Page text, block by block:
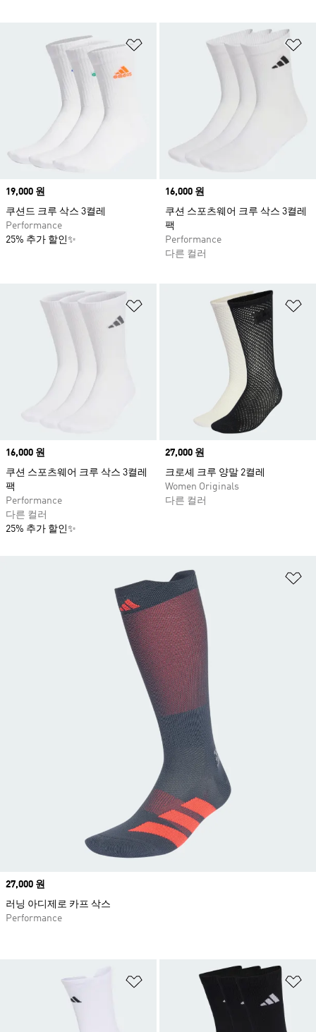
위시리스트 담기
Price
19,000 원
쿠션드 크루 삭스 3켤레
Performance
25% 추가 할인✨
Price
16,000 원
쿠션 스포츠웨어 크루 삭스 3켤레
팩
Performance
다른 컬러
위시리스트 담기
Price
16,000 원
쿠션 스포츠웨어 크루 삭스 3켤레
팩
Performance
다른 컬러
25% 추가 할인✨
Price
27,000 원
크로셰 크루 양말 2켤레
Women Originals
다른 컬러
위시리스트 담기
Price
27,000 원
러닝 아디제로 카프 삭스
Performance